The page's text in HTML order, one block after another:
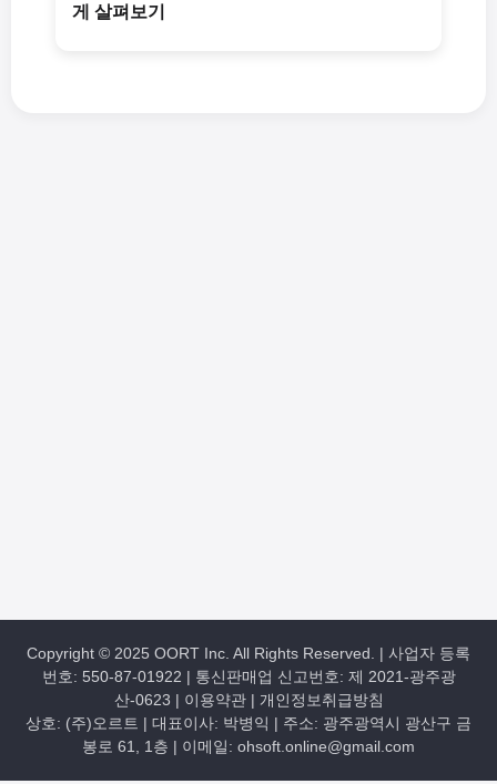
게 살펴보기
Copyright © 2025 OORT Inc. All Rights Reserved. | 사업자 등록
번호: 550-87-01922 | 통신판매업 신고번호: 제 2021-광주광
산-0623 | 이용약관| 개인정보취급방침
상호: (주)오르트 | 대표이사: 박병익 | 주소: 광주광역시 광산구 금
봉로 61, 1층 | 이메일: ohsoft.online@gmail.com